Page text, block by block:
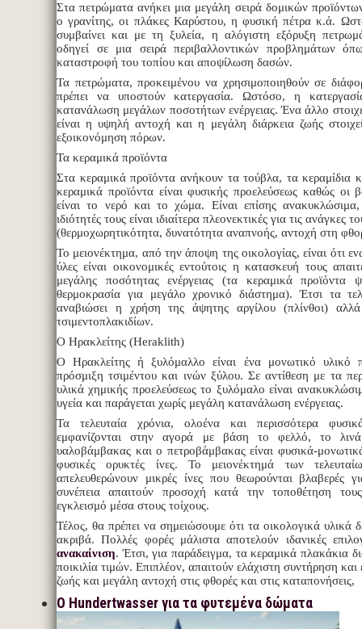
Στα πετρώματα ανήκει μια μεγάλη σειρά δομικών
ο γρανίτης, οι πλάκες Καρύστου, η φυσική πέτρα κ.ά.
συμβαίνει και με τη ξυλεία, η αλόγιστη εξόρυξη
οδηγεί σε μια σειρά περιβαλλοντικών προβλημάτων
καταστροφή του τοπίου και αποψίλωση δασών.
Τα πετρώματα, προκειμένου να χρησιμοποιηθούν σε
πρέπει να υποστούν κατεργασία. Ωστόσο, η
κατανάλωση μεγάλων ποσοτήτων ενέργειας. Ένα άλλο
είναι η υψηλή αντοχή και η μεγάλη διάρκεια ζωής
εξοικονόμηση πόρων.
Τα κεραμικά προϊόντα
Στα κεραμικά προϊόντα ανήκουν τα τούβλα, τα κεραμίδια
κεραμικά προϊόντα είναι φυσικής προελεύσεως καθώς οι
είναι το νερό και το χώμα. Είναι επίσης
ιδιότητές τους είναι ιδιαίτερα πλεονεκτικές για τις ανάγκες
(θερμοχωρητικότητα, δυνατότητα αναπνοής, αντοχή στη
Το μειονέκτημα, από την άποψη της οικολογίας, είναι ότι
ύλες είναι οικονομικές εντούτοις η κατασκευή τους
μεγάλης ποσότητας ενέργειας (τα κεραμικά προϊόντα
θερμοκρασία για μεγάλο χρονικό διάστημα). Έτσι τα
αναβιώσει η χρήση της άψητης αργίλου (πλίνθοι)
τσιμεντοπλακιδίων.
Ο Ηρακλείτης (Heraklith)
Ο Ηρακλείτης ή ξυλόμαλλο είναι ένα μονωτικό υλικό
πρόσμιξη τσιμέντου και ινών ξύλου. Σε αντίθεση με τα
υλικά χημικής προελεύσεως το ξυλόμαλο είναι
υγεία και παράγεται χωρίς μεγάλη κατανάλωση ενέργειας.
Τα τελευταία χρόνια, ολοένα και περισσότερα
εμφανίζονται στην αγορά με βάση το φελλό, το
υαλοβάμβακας και ο πετροβάμβακας είναι φυσικά-
φυσικές ορυκτές ίνες. Το μειονέκτημά των
απελευθερώνουν μικρές ίνες που θεωρούνται βλαβερές
συνέπεια απαιτούν προσοχή κατά την τοποθέτηση
εγκλεισμό μέσα στους τοίχους.
Τέλος, θα πρέπει να σημειώσουμε ότι τα οικολογικά υλικά
ακριβά. Πολλές φορές μάλιστα αποτελούν ιδανικές
ανακαίνιση. Έτσι, για παράδειγμα, τα κεραμικά πλακάκια
ποικιλία τιμών. Επιπλέον, απαιτούν ελάχιστη συντήρηση
ζωής και μεγάλη αντοχή στις φθορές και στις καταπονήσεις,
Ο Hundertwasser για τα φυτεμένα δώματα